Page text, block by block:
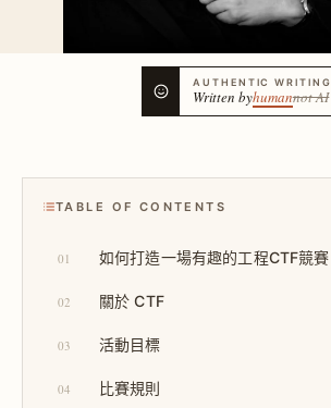
AUTHENTIC WRITING
Written byhumannot AI
TABLE OF CONTENTS
01 如何打造一場有趣的工程CTF競賽
02 關於 CTF
03 活動目標
04 比賽規則